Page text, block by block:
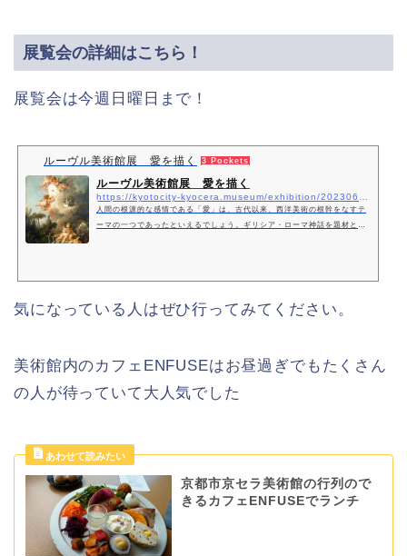
展覧会の詳細はこちら！
展覧会は今週日曜日まで！
ルーヴル美術館展 愛を描く 3 Pockets
ルーヴル美術館展 愛を描く
人間の根源的な感情である「愛」は、古代以来、西洋美術の根幹をなすテ
ーマの一つであったといえるでしょう。ギリシア・ローマ神話を題材とす
気になっている人はぜひ行ってみてください。
美術館内のカフェENFUSEはお昼過ぎでもたくさん
の人が待っていて大人気でした
京都市京セラ美術館の行列ので
きるカフェENFUSEでランチ